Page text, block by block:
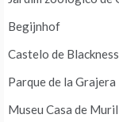
Begijnhof
Castelo de Blackness
Parque de la Grajera
Museu Casa de